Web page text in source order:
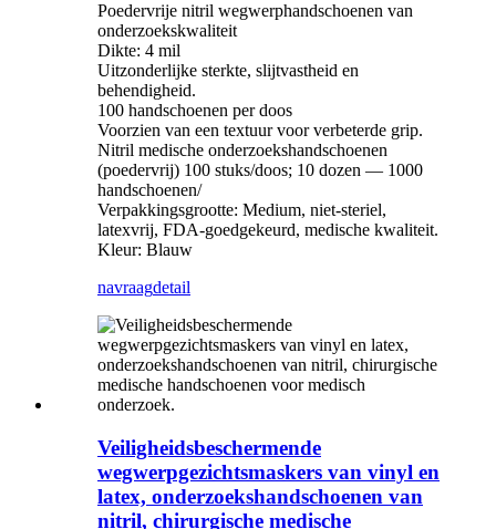
Poedervrije nitril wegwerphandschoenen van
onderzoekskwaliteit
Dikte: 4 mil
Uitzonderlijke sterkte, slijtvastheid en
behendigheid.
100 handschoenen per doos
Voorzien van een textuur voor verbeterde grip.
Nitril medische onderzoekshandschoenen
(poedervrij) 100 stuks/doos; 10 dozen — 1000
handschoenen/
Verpakkingsgrootte: Medium, niet-steriel,
latexvrij, FDA-goedgekeurd, medische kwaliteit.
Kleur: Blauw
navraagdetail
Veiligheidsbeschermende
wegwerpgezichtsmaskers van vinyl en
latex, onderzoekshandschoenen van
nitril, chirurgische medische